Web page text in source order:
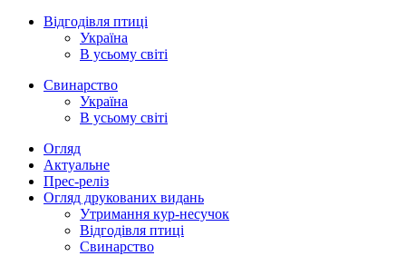
Відгодівля птиці
Україна
В усьому світі
Свинарство
Україна
В усьому світі
Огляд
Актуальне
Прес-реліз
Огляд друкованих видань
Утримання кур-несучок
Відгодівля птиці
Свинарство